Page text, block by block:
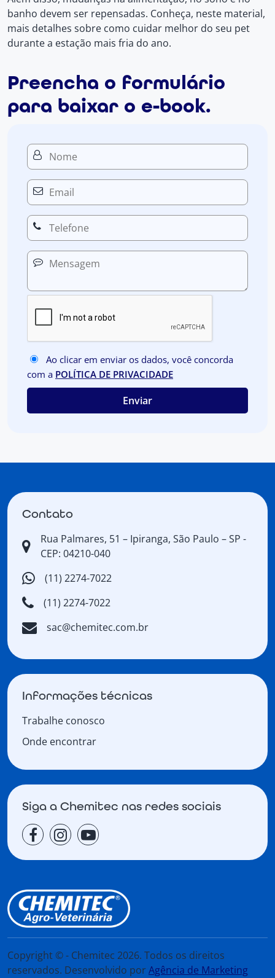
banho devem ser repensadas. Conheça, neste material,
mais detalhes sobre como cuidar melhor do seu pet
durante a estação mais fria do ano.
Preencha o formulário
para baixar o e-book.
Ao clicar em enviar os dados, você concorda
com a POLÍTICA DE PRIVACIDADE
Contato
Rua Palmares, 51 – Ipiranga, São Paulo – SP -
CEP: 04210-040
(11) 2274-7022
(11) 2274-7022
sac@chemitec.com.br
Informações técnicas
Trabalhe conosco
Onde encontrar
Siga a Chemitec nas redes sociais
Copyright © - Chemitec 2026. Todos os direitos
reservados. Desenvolvido porAgência de Marketing